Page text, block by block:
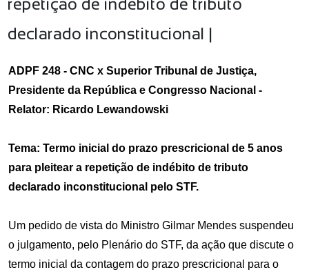
repetição de indébito de tributo
declarado inconstitucional |
ADPF 248 - CNC x Superior Tribunal de Justiça,
Presidente da República e Congresso Nacional -
Relator: Ricardo Lewandowski
Tema: Termo inicial do prazo prescricional de 5 anos
para pleitear a repetição de indébito de tributo
declarado inconstitucional pelo STF.
Um pedido de vista do Ministro Gilmar Mendes suspendeu
o julgamento, pelo Plenário do STF, da ação que discute o
termo inicial da contagem do prazo prescricional para o